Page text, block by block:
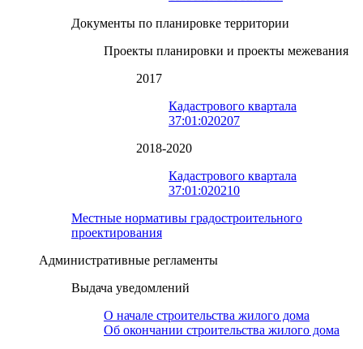
Документы по планировке территории
Проекты планировки и проекты межевания
2017
Кадастрового квартала
37:01:020207
2018-2020
Кадастрового квартала
37:01:020210
Местные нормативы градостроительного
проектирования
Административные регламенты
Выдача уведомлений
О начале строительства жилого дома
Об окончании строительства жилого дома